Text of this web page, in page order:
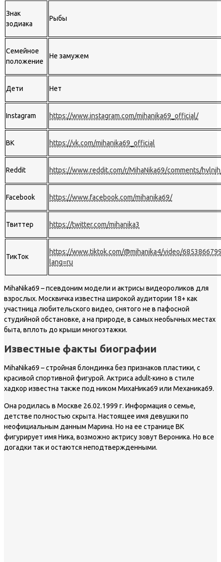
Знак
зодиака
Рыбы
Семейное
положение
Не замужем
Дети Нет
Instagram https://www.instagram.com/mihanika69_official/
ВК https://vk.com/mihanika69_official
Reddit https://www.reddit.com/r/MihaNika69/comments/
Facebook https://www.facebook.com/mihanika69/
Твиттер https://twitter.com/mihanika3
ТикТок
https://www.tiktok.com/@mihanika4/video/
lang=ru
MihaNika69 – псевдоним модели и актрисы видеороликов для
взрослых. Москвичка известна широкой аудитории 18+ как
участница любительского видео, снятого не в пафосной
студийной обстановке, а на природе, в самых необычных местах
быта, вплоть до крыши многоэтажки.
Известные факты биографии
MihaNika69 – стройная блондинка без признаков пластики, с
красивой спортивной фигурой. Актриса adult-кино в стиле
хадкор известна также под ником МихаНика69 или Механика69.
Она родилась в Москве 26.02.1999 г. Информация о семье,
детстве полностью скрыта. Настоящее имя девушки по
неофициальным данным Марина. Но на ее странице ВК
фигурирует имя Ника, возможно актрису зовут Вероника. Но все
догадки так и остаются неподтвержденными.